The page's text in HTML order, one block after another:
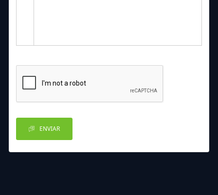
ENVIAR